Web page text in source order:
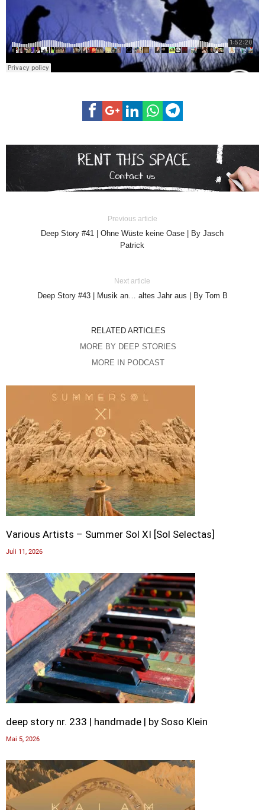
Previous article
Deep Story #41 | Ohne Wüste keine Oase | By Jasch
Patrick
Next article
Deep Story #43 | Musik an… altes Jahr aus | By Tom B
RELATED ARTICLES
MORE BY DEEP STORIES
MORE IN PODCAST
Various Artists – Summer Sol XI [Sol Selectas]
Juli 11, 2026
deep story nr. 233 | handmade | by Soso Klein
Mai 5, 2026